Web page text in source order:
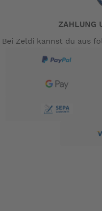
ZAHLUNG
Bei Zeldi kannst du aus